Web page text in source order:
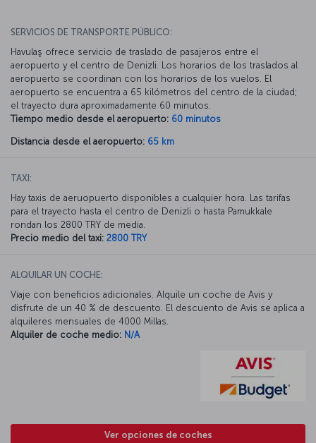
SERVICIOS DE TRANSPORTE PÚBLICO:
Havulaş ofrece servicio de traslado de pasajeros entre el
aeropuerto y el centro de Denizli. Los horarios de los traslados al
aeropuerto se coordinan con los horarios de los vuelos. El
aeropuerto se encuentra a 65 kilómetros del centro de la ciudad;
el trayecto dura aproximadamente 60 minutos.
Tiempo medio desde el aeropuerto: 60 minutos
Distancia desde el aeropuerto: 65 km
TAXI:
Hay taxis de aeruopuerto disponibles a cualquier hora. Las tarifas
para el trayecto hasta el centro de Denizli o hasta Pamukkale
rondan los 2800 TRY de media.
Precio medio del taxi: 2800 TRY
ALQUILAR UN COCHE:
Viaje con beneficios adicionales. Alquile un coche de Avis y
disfrute de un 40 % de descuento. El descuento de Avis se aplica a
alquileres mensuales de 4000 Millas.
Alquiler de coche medio: N/A
Ver opciones de coches